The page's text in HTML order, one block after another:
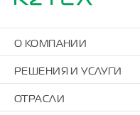
О КОМПАНИИ
РЕШЕНИЯ И УСЛУГИ
ОТРАСЛИ